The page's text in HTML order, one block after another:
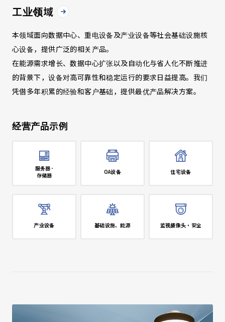
工业领域
本领域面向数据中心、重电设备及产业设备等社会基础设施核
心设备，提供广泛的相关产品。
在能源需求增长、数据中心扩张以及自动化与省人化不断推进
的背景下，设备对高可靠性和稳定运行的要求日益提高。我们
凭借多年积累的经验和客户基础，提供最优产品解决方案。
经营产品示例
服务器･
存储器
OA设备 住宅设备
产业设备 基础设施、能源 监视摄像头・安全